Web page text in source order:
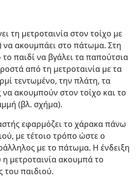
τη μετροταινία στον τοίχο με
να ακουμπάει στο πάτωμα. Στη
το παιδί να βγάλει τα παπούτσια
από τη μετροταινία με τα
τεντωμένο, την πλάτη, τα
να ακουμπούν στον τοίχο και το
(βλ. σχήμα).
εφαρμόζει το χάρακα πάνω
με τέτοιο τρόπο ώστε ο
με το πάτωμα. Η ένδειξη
μετροταινία ακουμπά το
του παιδιού.